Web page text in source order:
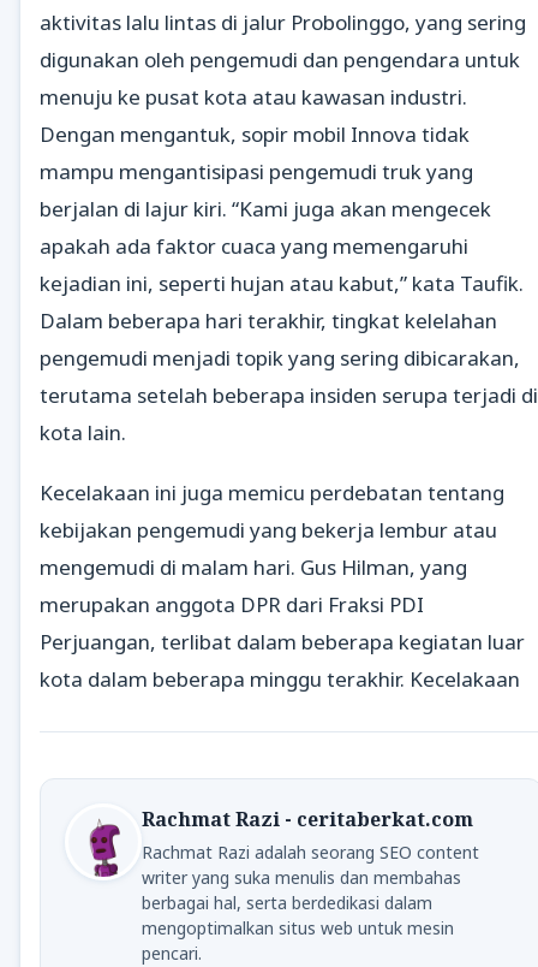
aktivitas lalu lintas di jalur Probolinggo, yang sering
digunakan oleh pengemudi dan pengendara untuk
menuju ke pusat kota atau kawasan industri.
Dengan mengantuk, sopir mobil Innova tidak
mampu mengantisipasi pengemudi truk yang
berjalan di lajur kiri. “Kami juga akan mengecek
apakah ada faktor cuaca yang memengaruhi
kejadian ini, seperti hujan atau kabut,” kata Taufik.
Dalam beberapa hari terakhir, tingkat kelelahan
pengemudi menjadi topik yang sering dibicarakan,
terutama setelah beberapa insiden serupa terjadi di
kota lain.
Kecelakaan ini juga memicu perdebatan tentang
kebijakan pengemudi yang bekerja lembur atau
mengemudi di malam hari. Gus Hilman, yang
merupakan anggota DPR dari Fraksi PDI
Perjuangan, terlibat dalam beberapa kegiatan luar
kota dalam beberapa minggu terakhir. Kecelakaan
Rachmat Razi - ceritaberkat.com
Rachmat Razi adalah seorang SEO content
writer yang suka menulis dan membahas
berbagai hal, serta berdedikasi dalam
mengoptimalkan situs web untuk mesin
pencari.